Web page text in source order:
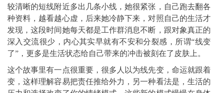
较清晰的短线附近多出几条小线，她很紧张，自己跑去翻各
种资料，越看越心虚，后来她冷静下来，对照自己的生活才
发现，这段时间她每天都是工作群消息不断，跟对象真正的
深入交流很少，内心其实早就有不安和分裂感，所谓“线变
了”，更多是生活状态给自己带来的冲击被刻在了皮肤上。
这个故事里有一点很重要，很多人以为线先变，命运就跟着
变，这样理解容易把责任推给外力，另一种看法是，生活的